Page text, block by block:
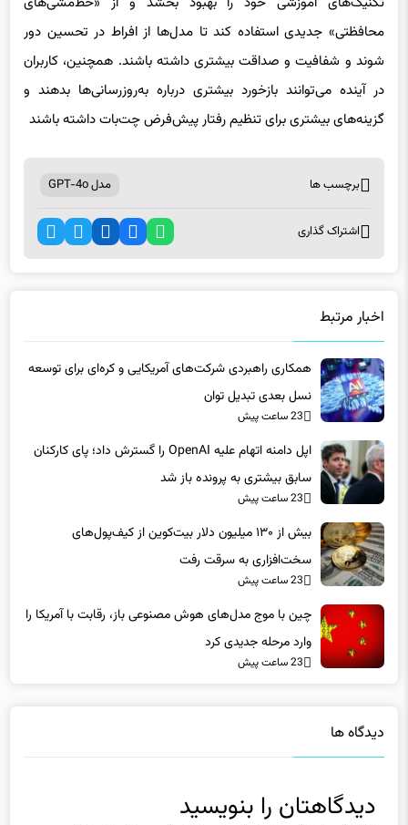
محافظتی» جدیدی استفاده کند تا مدل‌ها از افراط در تحسین دور
شوند و شفافیت و صداقت بیشتری داشته باشند. همچنین، کاربران
در آینده می‌توانند بازخورد بیشتری درباره به‌روزرسانی‌ها بدهند و
گزینه‌های بیشتری برای تنظیم رفتار پیش‌فرض چت‌بات داشته باشند
برچسب ها مدل GPT-4o
اشتراک گذاری
اخبار مرتبط
همکاری راهبردی شرکت‌های آمریکایی و کره‌ای برای توسعه
نسل بعدی تبدیل توان
23 ساعت پیش
اپل دامنه اتهام علیه OpenAI را گسترش داد؛ پای کارکنان
سابق بیشتری به پرونده باز شد
23 ساعت پیش
بیش از ۱۳۰ میلیون دلار بیت‌کوین از کیف‌پول‌های
سخت‌افزاری به سرقت رفت
23 ساعت پیش
چین با موج مدل‌های هوش مصنوعی باز، رقابت با آمریکا را
وارد مرحله جدیدی کرد
23 ساعت پیش
دیدگاه ها
دیدگاهتان را بنویسید